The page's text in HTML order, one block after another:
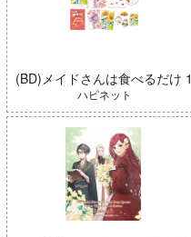
(BD)メイドさんは食べるだけ 1
ハピネット